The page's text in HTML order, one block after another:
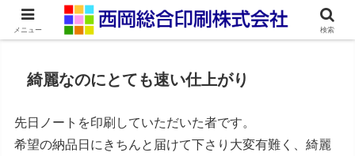
ネット印刷通販・オンデマンド印刷
綺麗なのにとても速い仕上がり
先日ノートを印刷していただいた者です。
希望の納品日にきちんと届けて下さり大変有難く、綺麗
メニュー 検索